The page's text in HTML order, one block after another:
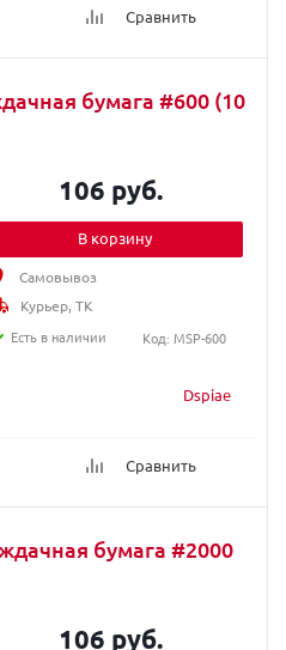
Сравнить
бумага #600 (10
Dspiae
Сравнить
106 руб.
В корзину
Самовывоз
Курьер, ТК
Есть в наличии
Код: MSP-600
бумага #2000
106 руб.